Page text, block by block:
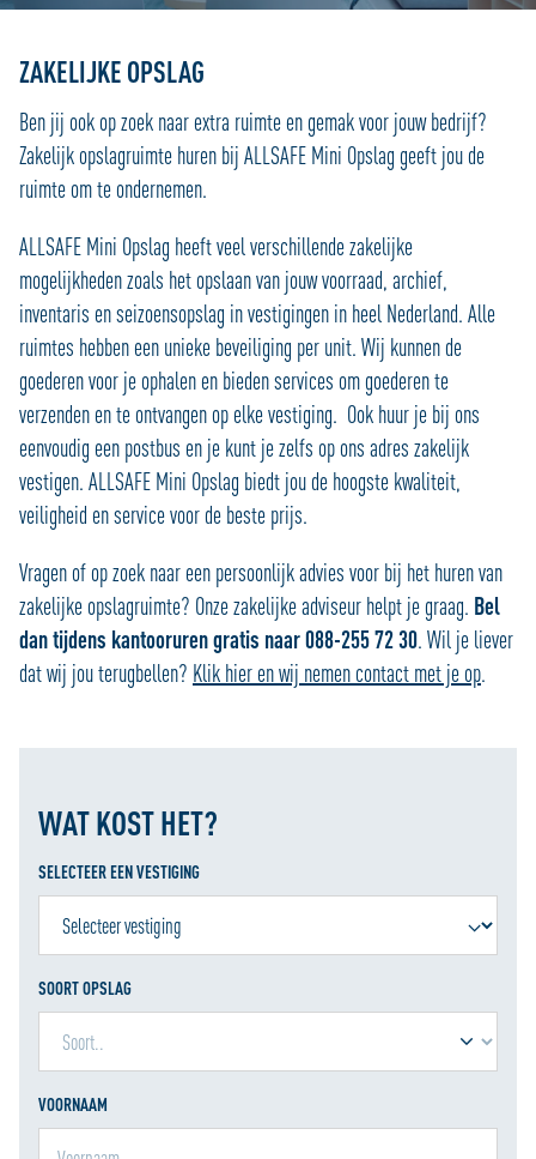
ZAKELIJKE OPSLAG
Ben jij ook op zoek naar extra ruimte en gemak voor jouw bedrijf?
Zakelijk opslagruimte huren bij ALLSAFE Mini Opslag geeft jou de
ruimte om te ondernemen.
ALLSAFE Mini Opslag heeft veel verschillende zakelijke
mogelijkheden zoals het opslaan van jouw voorraad, archief,
inventaris en seizoensopslag in vestigingen in heel Nederland. Alle
ruimtes hebben een unieke beveiliging per unit. Wij kunnen de
goederen voor je ophalen en bieden services om goederen te
verzenden en te ontvangen op elke vestiging. Ook huur je bij ons
eenvoudig een postbus en je kunt je zelfs op ons adres zakelijk
vestigen. ALLSAFE Mini Opslag biedt jou de hoogste kwaliteit,
veiligheid en service voor de beste prijs.
Vragen of op zoek naar een persoonlijk advies voor bij het huren van
zakelijke opslagruimte? Onze zakelijke adviseur helpt je graag. Bel
dan tijdens kantooruren gratis naar 088-255 72 30. Wil je liever
dat wij jou terugbellen? Klik hier en wij nemen contact met je op.
WAT KOST HET?
SELECTEER EEN VESTIGING
SOORT OPSLAG
VOORNAAM